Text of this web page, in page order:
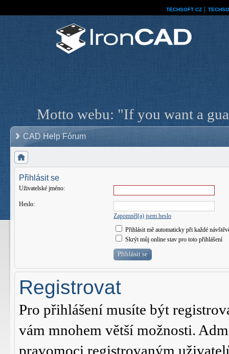
TECHSOFT CZ
Motto webu: "If you want a
CAD Help Fórum
Přihlásit se
Uživatelské jméno:
Heslo:
Zapomněl(a) jsem heslo
Přihlásit mě automaticky při každé
Skrýt můj online stav pro toto přihlášení
Registrovat
Pro přihlášení musíte být
vám mnohem větší možnosti.
pravomoci registrovaným